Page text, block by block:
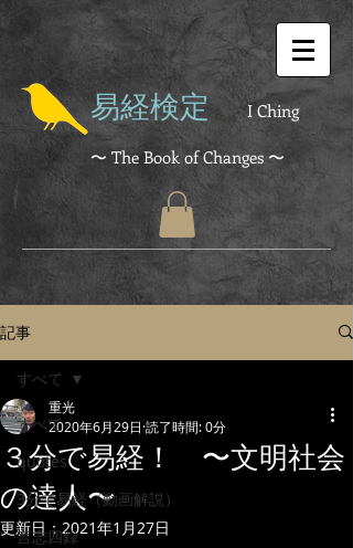
易経検定 I Ching
〜 The Book of Changes 〜
記事
すべて
quotes
3分で易経（動画解説）
言志四録
すべて
３分で易経！ 〜文明社会
の達人〜
重光
2020年6月29日 読了時間: 0分
更新日：2021年1月27日